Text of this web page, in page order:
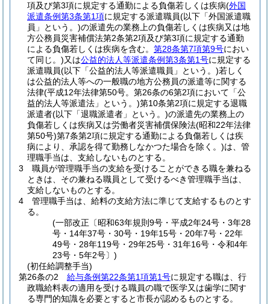
項及び第3項に規定する通勤による負傷若しくは疾病(外国
派遣条例第3条第1項に規定する派遣職員(以下「外国派遣職
員」という。)の派遣先の業務上の負傷若しくは疾病又は地
方公務員災害補償法第2条第2項及び第3項に規定する通勤
による負傷若しくは疾病を含む。 第28条第7項第9号におい
て同じ。)又は公益的法人等派遣条例第3条第1号に規定する
派遣職員(以下「公益的法人等派遣職員」という。)若しく
は公益的法人等への一般職の地方公務員の派遣等に関する
法律(平成12年法律第50号。第26条の6第2項において「公
益的法人等派遣法」という。)第10条第2項に規定する退職
派遣者(以下「退職派遣者」という。)の派遣先の業務上の
負傷若しくは疾病又は労働者災害補償保険法(昭和22年法律
第50号)第7条第2項に規定する通勤による負傷若しくは疾
病により、承認を得て勤務しなかつた場合を除く。)は、管
理職手当は、支給しないものとする。
3
職員が管理職手当の支給を受けることができる職を兼ねる
ときは、その兼ねる職員として受けるべき管理職手当は、
支給しないものとする。
4
管理職手当は、給料の支給方法に準じて支給するものとす
る。
(一部改正〔昭和63年規則9号・平成2年24号・3年28
号・14年37号・30号・19年15号・20年7号・22年
49号・28年119号・29年25号・31年16号・令和4年
23号・5年2号〕)
(初任給調整手当)
第26条の2
給与条例第22条第1項第1号に規定する職は、行
政職給料表の適用を受ける職員の職で医学又は歯学に関す
る専門的知識を必要とすると市長が認めるものとする。